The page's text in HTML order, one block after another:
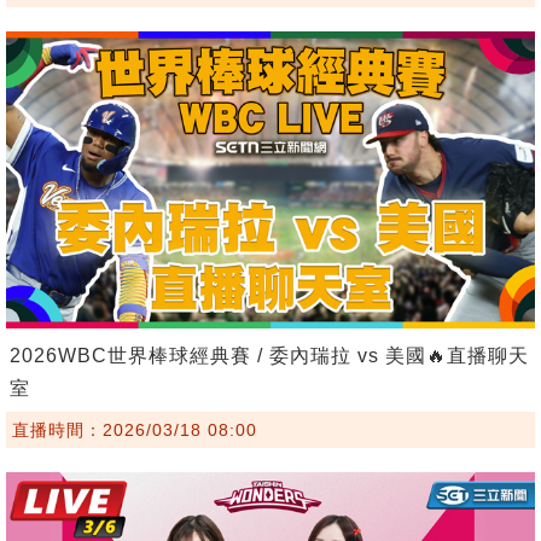
2026WBC世界棒球經典賽 / 委內瑞拉 vs 美國🔥直播聊天
室
直播時間：2026/03/18 08:00